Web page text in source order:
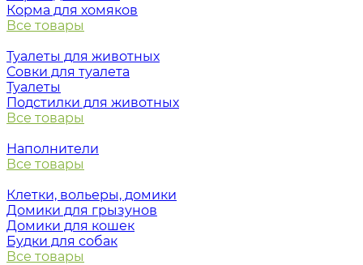
Корма для хомяков
Все товары
Туалеты для животных
Совки для туалета
Туалеты
Подстилки для животных
Все товары
Наполнители
Все товары
Клетки, вольеры, домики
Домики для грызунов
Домики для кошек
Будки для собак
Все товары